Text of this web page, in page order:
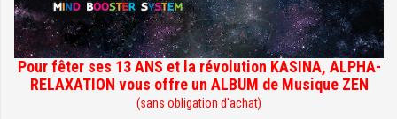
Pour fêter ses 13 ANS et la révolution KASINA, ALPHA-
RELAXATION vous offre un ALBUM de Musique ZEN
(sans obligation d'achat)